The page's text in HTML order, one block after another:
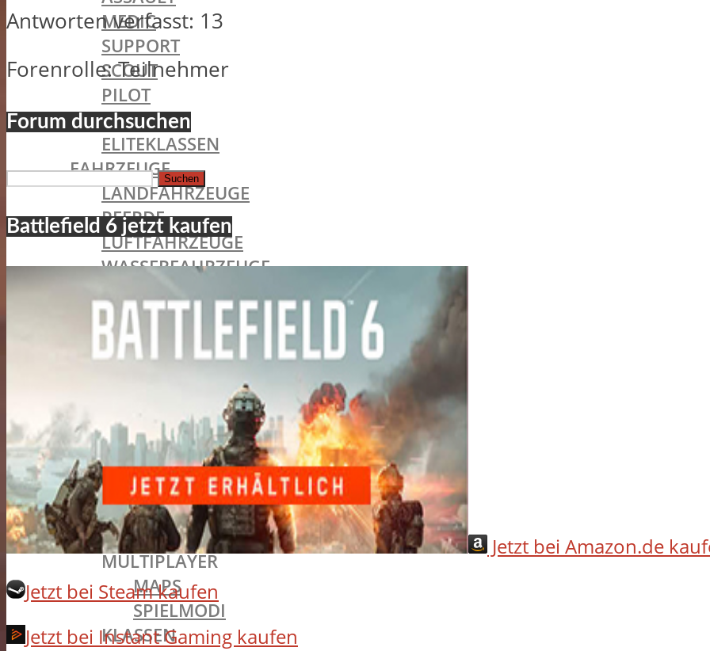
MEDIC
SUPPORT
SCOUT
PILOT
TANKER
ELITEKLASSEN
FAHRZEUGE
LANDFAHRZEUGE
PFERDE
LUFTFAHRZEUGE
WASSERFAHRZEUGE
ERWEITERUNGSPACKS
GIANT´S SHADOW
THEY SHALL NOT PASS
IN THE NAME OF THE TSAR
TURNING TIDES
APOCALYPSE
SYSTEMANFORDERUNGEN
BATTLEFIELD OLDIES
BATTLEFIELD 4
SINGLEPLAYER
MULTIPLAYER
MAPS
SPIELMODI
KLASSEN
Antworten verfasst: 13
Forenrolle: Teilnehmer
Forum durchsuchen
Suchen
Battlefield 6 jetzt kaufen
Jetzt bei Amazon.de
Jetzt bei Steam kaufen
Jetzt bei Instant Gaming kaufen